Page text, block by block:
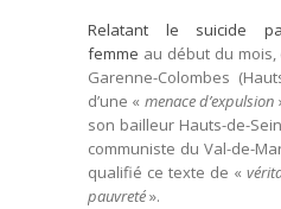
Relatant le suicide
femme au début du
Garenne-Colombes
d’une « menace d’expulsion
son bailleur Hauts-de-
communiste du Val-de-
qualifié ce texte de «
pauvreté».